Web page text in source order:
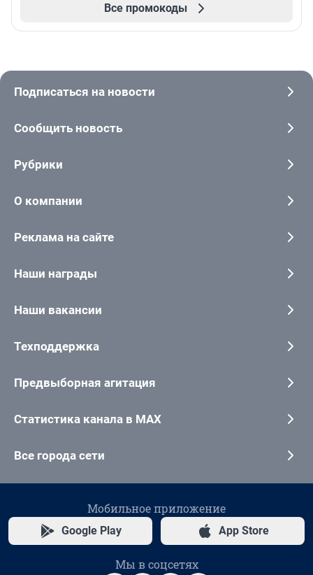
Все промокоды
Подписаться на новости
Сообщить новость
Рубрики
О компании
Реклама на сайте
Наши награды
Наши вакансии
Техподдержка
Предвыборная агитация
Статистика канала в MAX
Все города сети
Мобильное приложение
Google Play App Store
Мы в соцсетях